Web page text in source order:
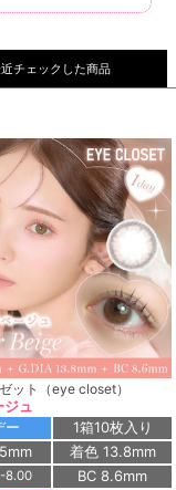
チェックした商品
ット（eye closet）
ュ
ー
1箱10枚入り
着色 13.8mm
8.00
BC 8.6mm